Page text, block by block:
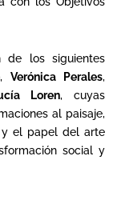
de los siguientes
, Verónica Perales,
Loren, cuyas
al paisaje,
y el papel del arte
social y